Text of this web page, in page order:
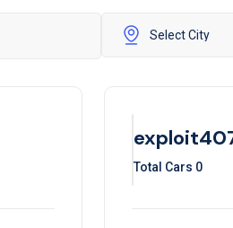
Total Cars 0